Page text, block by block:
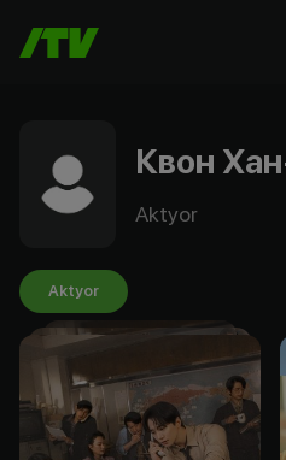
Квон
Aktyor
Aktyor